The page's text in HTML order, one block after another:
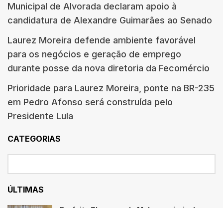
Municipal de Alvorada declaram apoio à
candidatura de Alexandre Guimarães ao Senado
Laurez Moreira defende ambiente favorável
para os negócios e geração de emprego
durante posse da nova diretoria da Fecomércio
Prioridade para Laurez Moreira, ponte na BR-235
em Pedro Afonso será construída pelo
Presidente Lula
CATEGORIAS
ÚLTIMAS